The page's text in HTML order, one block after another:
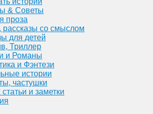
& Советы
проза
рассказы со смыслом
для детей
Триллер
и Романы
и Фэнтези
истории
частушки
и заметки